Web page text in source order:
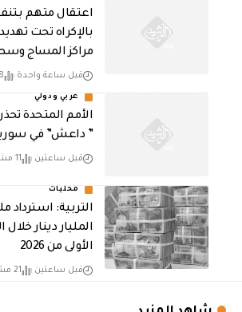
اعتقال متهم
بالإكراه تحت
مراكز المساج
قبل ساعة واحدة 8 مشاهدات
عربي ودولي
الأمم المتحدة
” داعش” في
قبل ساعتين 11 مشاهدات
محليات
التربية: استرداد
المليار دينار
الأولى من 2026
قبل ساعتين 21 مشاهدات